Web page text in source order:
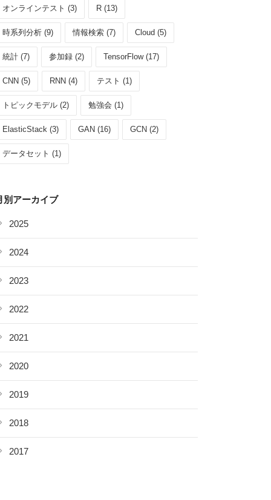
オンラインテスト (3) R (13)
時系列分析 (9) 情報検索 (7) Cloud (5)
統計 (7) 参加録 (2) TensorFlow (17)
CNN (5) RNN (4) テスト (1)
トピックモデル (2) 勉強会 (1)
ElasticStack (3) GAN (16) GCN (2)
データセット (1)
別アーカイブ
2025
2024
2023
2022
2021
2020
2019
2018
2017